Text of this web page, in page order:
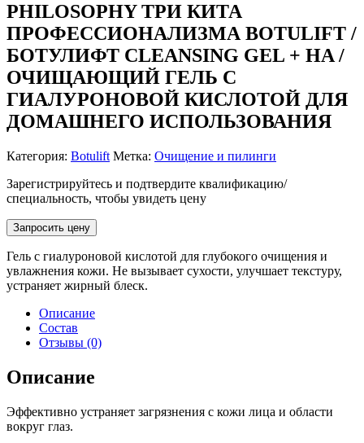
PHILOSOPHY ТРИ КИТА
ПРОФЕССИОНАЛИЗМА BOTULIFT /
БОТУЛИФТ CLEANSING GEL + HA /
ОЧИЩАЮЩИЙ ГЕЛЬ С
ГИАЛУРОНОВОЙ КИСЛОТОЙ ДЛЯ
ДОМАШНЕГО ИСПОЛЬЗОВАНИЯ
Категория: Botulift Метка: Очищение и пилинги
Зарегистрируйтесь и подтвердите квалификацию/
специальность, чтобы увидеть цену
Запросить цену
Гель с гиалуроновой кислотой для глубокого очищения и
увлажнения кожи. Не вызывает сухости, улучшает текстуру,
устраняет жирный блеск.
Описание
Состав
Отзывы (0)
Описание
Эффективно устраняет загрязнения с кожи лица и области
вокруг глаз.